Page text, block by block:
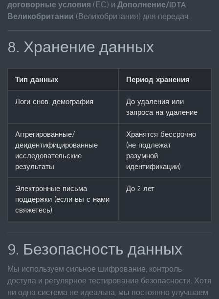
договорные условия (ЕС) и Дополнение/IDTA
Великобритании (Великобритания) для передач.
8. Хранение данных
Тип данных Период хранения
Логи снов, демография
До удаления или
запроса на удаление
Аггрегированные/
деидентифицированные
исследовательские
результаты
Хранятся бессрочно
(не подлежат
разумной
идентификации)
Электронные письма
поддержки (если вы с нами
свяжетесь)
До 2 лет
9. Безопасность данных
Мы используем сильное шифрование, контроль
доступа и регулярное тестирование безопасности. Хотя
ни одна система не идеальна, мы постоянно улучшаем